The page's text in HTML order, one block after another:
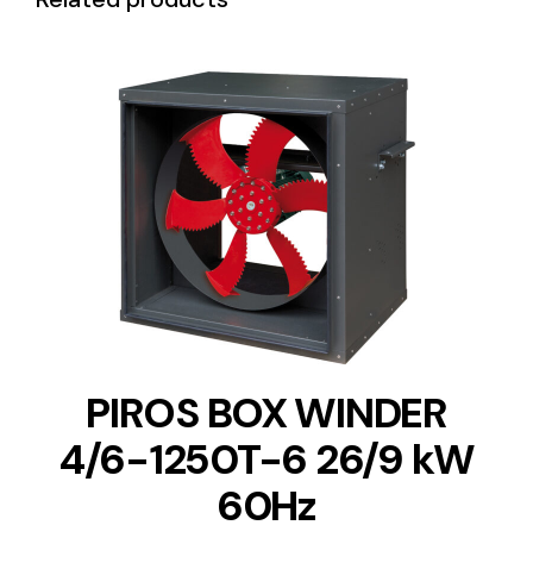
DETAILS
PIROS BOX WINDER
4/6-1250T-6 26/9 kW
60Hz